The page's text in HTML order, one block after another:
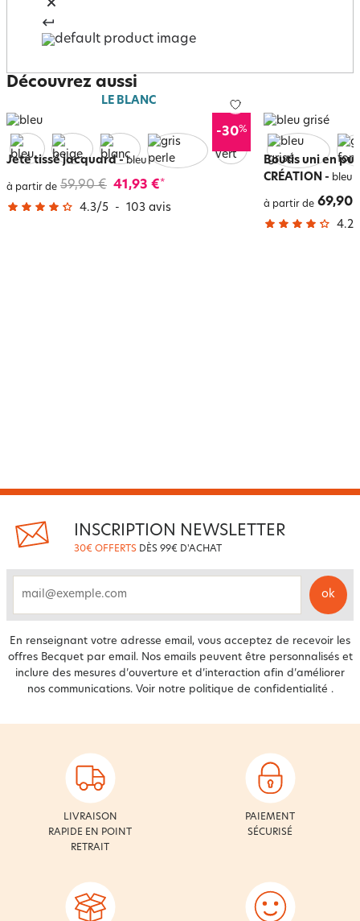
Découvrez aussi
LE BLANC
-30%
Jeté tissé jacquard-bleu
à partir de 59,90 € 41,93 €*
4.3/5 - 103 avis
Boutis uni en
CRÉATION - bleu
à partir de 69,90
4.2
INSCRIPTION NEWSLETTER
30€ OFFERTS DÈS 99€ D'ACHAT
ok
En renseignant votre adresse email, vous acceptez de recevoir les
offres Becquet par email. Nos emails peuvent être personnalisés et
inclure des mesures d’ouverture et d’interaction afin d’améliorer
nos communications. Voir notre politique de confidentialité .
LIVRAISON
RAPIDE EN POINT
RETRAIT
PAIEMENT
SÉCURISÉ